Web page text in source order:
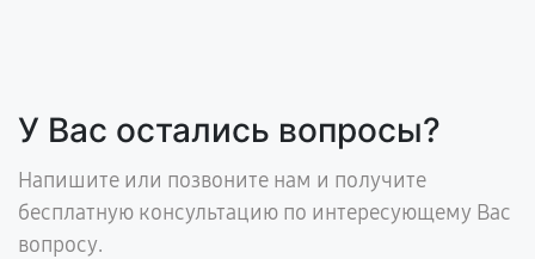
У Вас остались вопросы?
Напишите или позвоните нам и получите
бесплатную консультацию по интересующему Вас
вопросу.